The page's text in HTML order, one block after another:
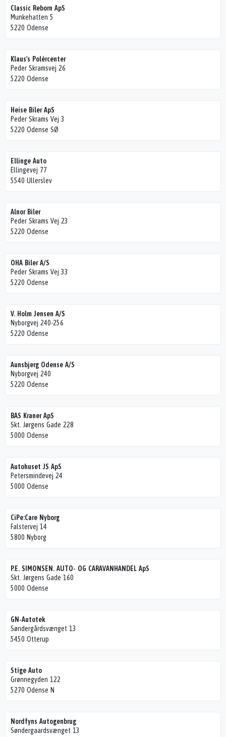
Classic Reborn ApS
Munkehatten 5
5220 Odense
Klaus's Polércenter
Peder Skramsvej 26
5220 Odense
Heise Biler ApS
Peder Skrams Vej 3
5220 Odense SØ
Ellinge Auto
Ellingevej 77
5540 Ullerslev
Alnor Biler
Peder Skrams Vej 23
5220 Odense
OHA Biler A/S
Peder Skrams Vej 33
5220 Odense
V. Holm Jensen A/S
Nyborgvej 240-256
5220 Odense
Aunsbjerg Odense A/S
Nyborgvej 240
5220 Odense
BAS Kraner ApS
Skt. Jørgens Gade 228
5000 Odense
Autohuset JS ApS
Petersmindevej 24
5000 Odense
CiPe:Care Nyborg
Falstervej 14
5800 Nyborg
P.E. SIMONSEN. AUTO- OG CARAVANHANDEL ApS
Skt. Jørgens Gade 160
5000 Odense
GN-Autotek
Søndergårdsvænget 13
5450 Otterup
Stige Auto
Grønnegyden 122
5270 Odense N
Nordfyns Autogenbrug
Søndergaardsvænget 13